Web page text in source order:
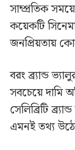
সাম্প্রতিক
কয়েকটি
জনপ্রিয়তায়
বরং ব্র্যান্ড
সবচেয়ে দামি
সেলিব্রিটি
এমনই তথ্য